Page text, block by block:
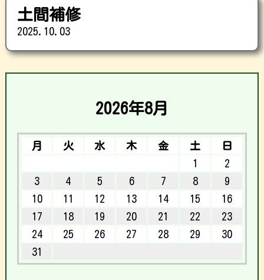
土間補修
2025.10.03
2026年8月
月 火 水 木 金 土
日
1
2
3
4 5 6 7 8
9
10
11 12 13 14 15
16
17
18 19 20 21 22
23
24
25 26 27 28 29
30
31